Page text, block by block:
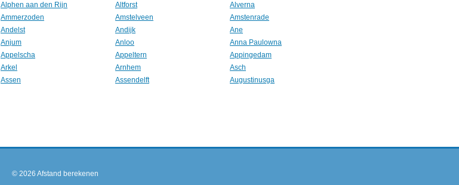
Alphen aan den Rijn Altforst
Alverna
Ammerzoden Amstelveen
Amstenrade
Andelst Andijk
Ane
Anjum Anloo
Anna Paulowna
Appelscha Appeltern
Appingedam
Arkel Arnhem
Asch
Assen Assendelft
Augustinusga
© 2026 Afstand berekenen